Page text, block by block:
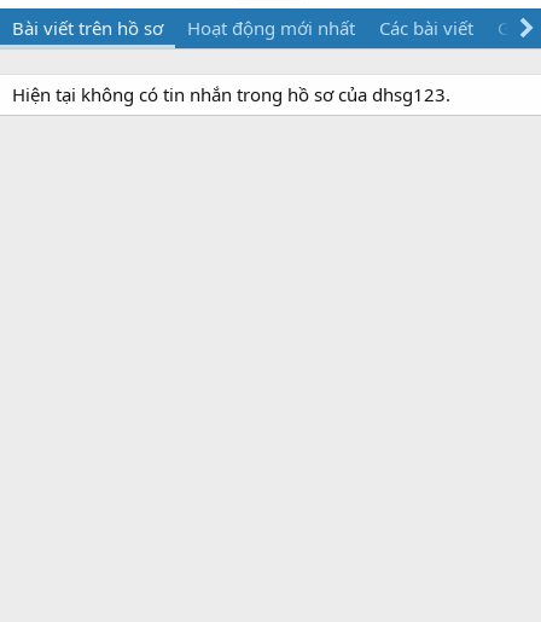
Bài viết trên hồ sơ Hoạt động mới nhất Các bài viết Giới
Hiện tại không có tin nhắn trong hồ sơ của dhsg123.